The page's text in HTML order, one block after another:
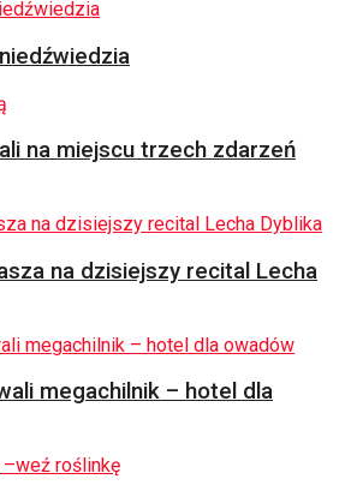
na miejscu trzech zdarzeń
na dzisiejszy recital Lecha
megachilnik – hotel dla